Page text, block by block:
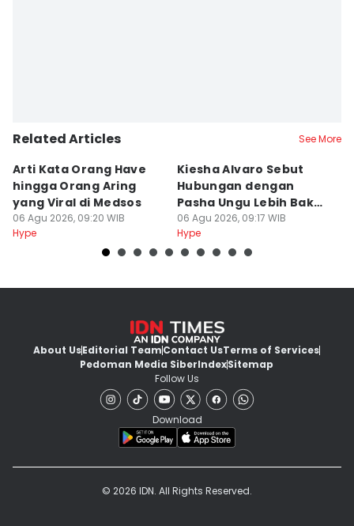
Related Articles See More
Arti Kata Orang Have
hingga Orang Aring
yang Viral di Medsos
06 Agu 2026, 09:20 WIB
Hype
Kiesha Alvaro Sebut
Hubungan dengan
Pasha Ungu Lebih Bak
Profesional
06 Agu 2026, 09:17 WIB
Hype
About UsEditorial TeamContact UsTerms of Services
Pedoman Media SiberIndexSitemap
Follow Us
Download
© 2026 IDN. All Rights Reserved.